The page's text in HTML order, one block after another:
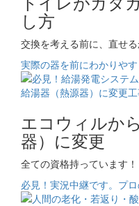
し方
交換を考える前に、直せる
実際の器を前にわかりやす
エコウィルか
器）に変更
全ての資格持っています！
必見！実況中継です。プ